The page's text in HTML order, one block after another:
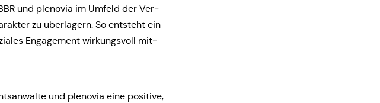
und ple­no­via im Umfeld der Ver­
zu über­la­gern. So ent­steht ein
Enga­ge­ment wir­kungs­voll mit­
und ple­no­via eine posi­ti­ve,